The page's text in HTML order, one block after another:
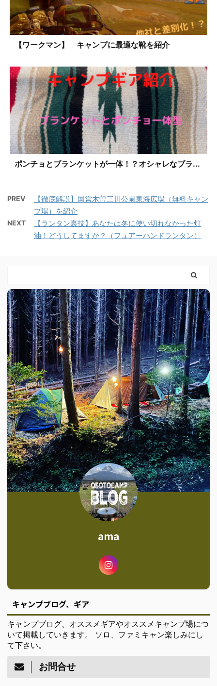
【ワークマン】 キャンプに最適な靴を紹介
ポンチョとブランケットが一体！？オシャレなブラ...
PREV
【徹底解説】国営木曽三川公園東海広場（無料キャン
プ場）を紹介
NEXT
【ランタン裏技】あなたは冬に使い切れなかった灯
油！どうしてますか？（フュアーハンドランタン）
ama
キャンプブログ、ギア
キャンプブログ、オススメギアやオススメキャンプ場につ
いて掲載していきます。 ソロ、ファミキャン楽しみにし
て下さい。
お問合せ